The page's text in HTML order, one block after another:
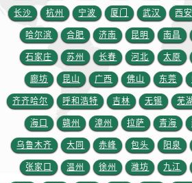
长沙 杭州 宁波 厦门 武汉 西安
哈尔滨 合肥 济南 昆明 南昌
石家庄 苏州 长春 河北 太原
廊坊 昆山 广西 佛山 东莞
齐齐哈尔 呼和浩特 吉林 无锡 芜
海口 赣州 漳州 拉萨 青海
乌鲁木齐 大同 赤峰 包头 阳泉
张家口 温州 徐州 潍坊 九江